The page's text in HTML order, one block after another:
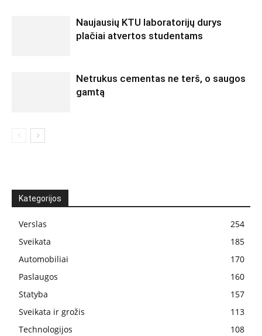
Naujausių KTU laboratorijų durys
plačiai atvertos studentams
Netrukus cementas ne terš, o saugos
gamtą
Kategorijos
Verslas
254
Sveikata
185
Automobiliai
170
Paslaugos
160
Statyba
157
Sveikata ir grožis
113
Technologijos
108